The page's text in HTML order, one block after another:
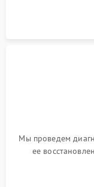
Мы проведем
ее